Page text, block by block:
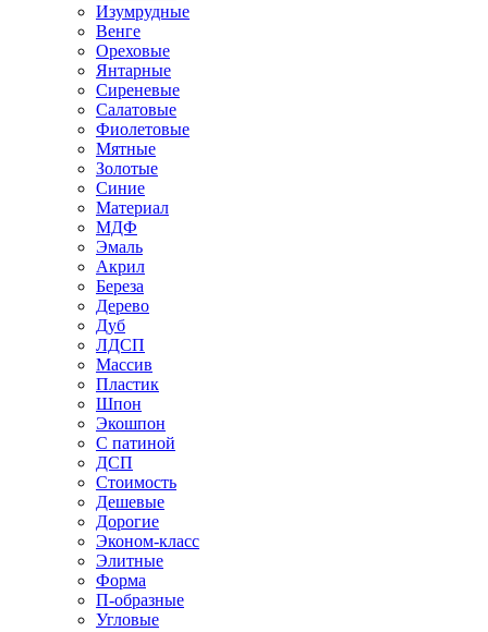
Изумрудные
Венге
Ореховые
Янтарные
Сиреневые
Салатовые
Фиолетовые
Мятные
Золотые
Синие
Материал
МДФ
Эмаль
Акрил
Береза
Дерево
Дуб
ЛДСП
Массив
Пластик
Шпон
Экошпон
С патиной
ДСП
Стоимость
Дешевые
Дорогие
Эконом-класс
Элитные
Форма
П-образные
Угловые